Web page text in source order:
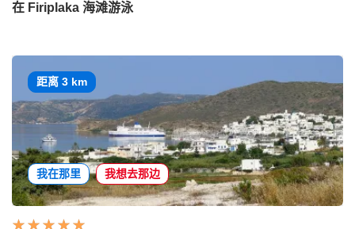
在 Firiplaka 海滩游泳
距离 3 km
我在那里 我想去那边